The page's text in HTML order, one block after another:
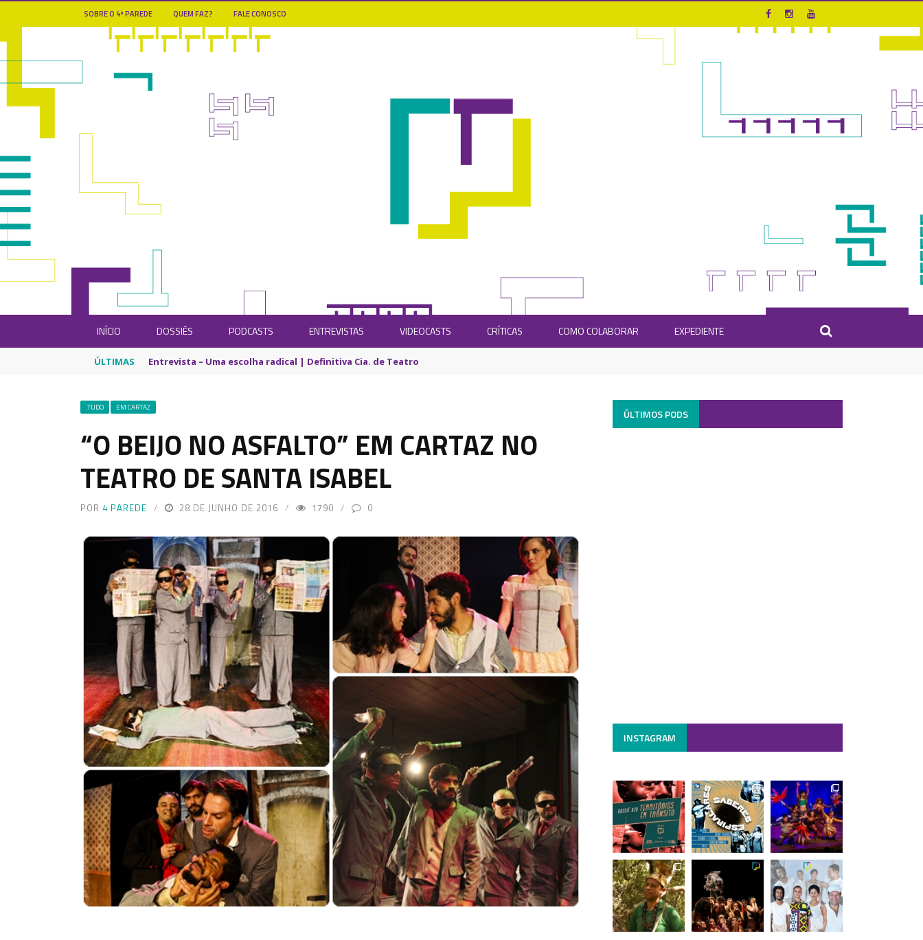
SOBRE O 4ª PAREDE QUEM FAZ? FALE CONOSCO
INÍCIO DOSSIÊS PODCASTS ENTREVISTAS VIDEOCASTS CRÍTICAS COMO COLABORAR EXPEDIENTE
ÚLTIMAS Entrevista – Uma escolha radical | Definitiva Cia. de Teatro
.TUDO EM CARTAZ
“O BEIJO NO ASFALTO” EM CARTAZ NO
TEATRO DE SANTA ISABEL
POR 4 PAREDE 28 DE JUNHO DE 2016 1790 0
ÚLTIMOS PODS
INSTAGRAM